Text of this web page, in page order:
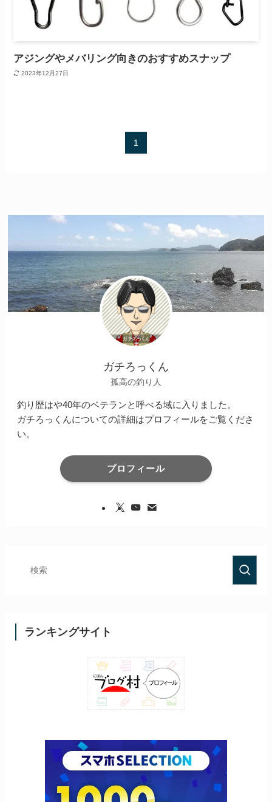
アジングやメバリング向きのおすすめスナップ
2023年12月27日
1
ガチろっくん
孤高の釣り人
釣り歴はや40年のベテランと呼べる域に入りました。
ガチろっくんについての詳細はプロフィールをご覧くださ
い。
プロフィール
ランキングサイト